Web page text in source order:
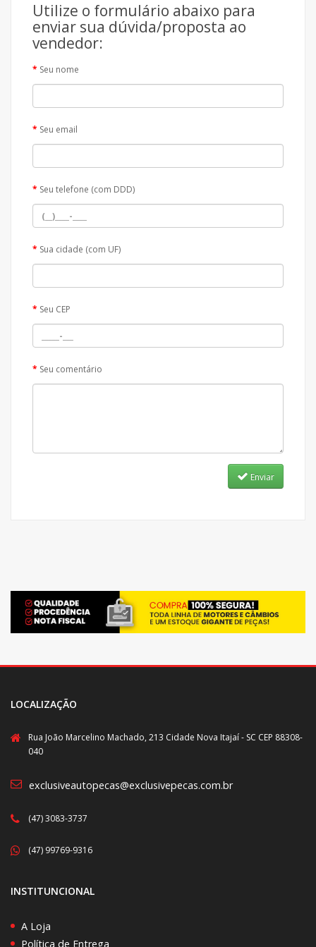
Utilize o formulário abaixo para
enviar sua dúvida/proposta ao
vendedor:
Seu nome
Seu email
Seu telefone (com DDD)
Sua cidade (com UF)
Seu CEP
Seu comentário
Enviar
LOCALIZAÇÃO
Rua João Marcelino Machado, 213 Cidade Nova Itajaí - SC CEP 88308-
040
exclusiveautopecas@exclusivepecas.com.br
(47) 3083-3737
(47) 99769-9316
INSTITUNCIONAL
A Loja
Política de Entrega